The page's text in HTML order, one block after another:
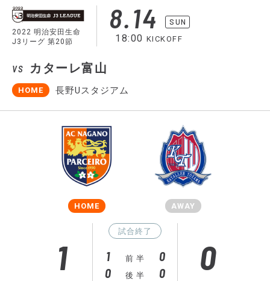
2022 明治安田生命
J3リーグ 第20節
8.14 SUN
18:00 KICKOFF
VS カターレ富山
HOME 長野Uスタジアム
HOME
1
試合終了
1 前 半
0
0
後 半 0 0
AWAY